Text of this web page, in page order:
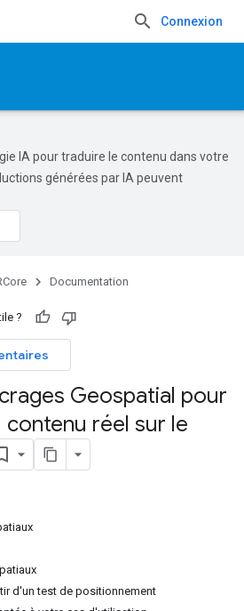
Connexion
IA pour traduire le contenu dans votre
générées par IA peuvent
Documentation
?
Geospatial pour
réel sur le
d'un test de positionnement